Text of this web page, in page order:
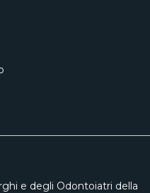
e degli Odontoiatri della